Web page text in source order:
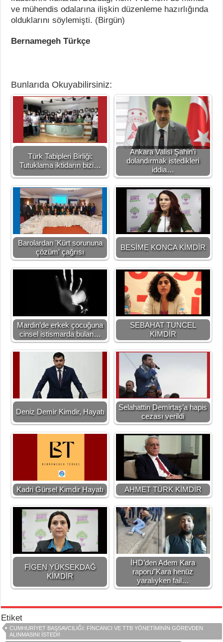
ve mühendis odalarına ilişkin düzenleme hazırlığında
olduklarını söylemişti. (Birgün)
Bernamegeh Türkçe
Bunlarıda Okuyabilirsiniz:
Türk Tabipleri Birliği:
Tutuklama iktidarın bizi…
Ankara Valisi Şahin'i
dolandırmak istedikleri
iddia…
Barolardan 'Kürt sorununa
çözüm' çağrısı
BESİME KONCA KİMDİR
Mardin’de erkek çocuğuna
cinsel istismarda bulan…
SEBAHAT TUNCEL
KİMDİR
Deniz Demir Kimdir, Hayatı
Selahattin Demirtaş’a hapis
cezası verildi
Kadri Gürsel Kimdir Hayatı AHMET TÜRK KİMDİR
FİGEN YÜKSEKDAĞ
KİMDİR
İHD’den Adem Kara
raporu"Kara henüz
yaralıyken fail…
Etiket
CUMHURIYET BAŞSAVCILIĞI: FINCANCI VE TTB YÖNETIMININ GÖREVDEN
ALINMASINI ISTEDI!